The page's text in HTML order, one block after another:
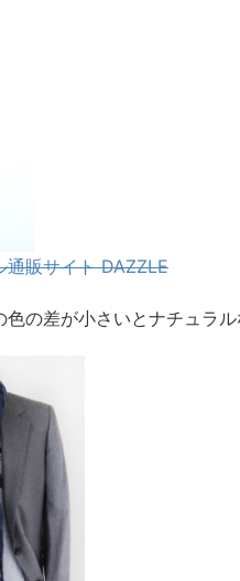
通販サイト DAZZLE
の差が小さいとナチュラル